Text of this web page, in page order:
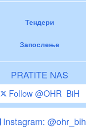
Тендери
Запослење
PRATITE NAS
Follow @OHR_BiH
Instagram: @ohr_bih